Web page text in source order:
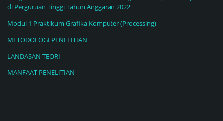
di Perguruan Tinggi Tahun Anggaran 2022
Modul 1 Praktikum Grafika Komputer (Processing)
METODOLOGI PENELITIAN
LANDASAN TEORI
MANFAAT PENELITIAN